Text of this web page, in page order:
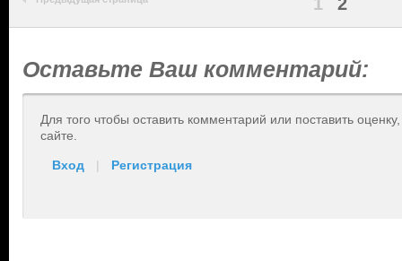
Оставьте Ваш комментарий:
Для того чтобы оставить комментарий или поставить
сайте.
Вход | Регистрация